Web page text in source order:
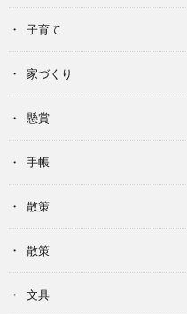
子育て
家づくり
懸賞
手帳
散策
散策
文具